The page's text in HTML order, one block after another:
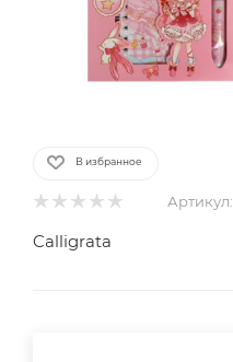
В избранное
Артикул:
Calligrata